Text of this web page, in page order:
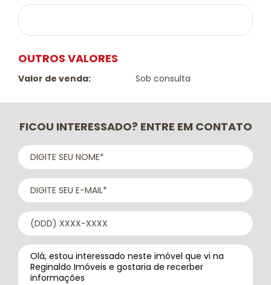
OUTROS VALORES
Valor de venda: Sob consulta
FICOU INTERESSADO? ENTRE EM CONTATO